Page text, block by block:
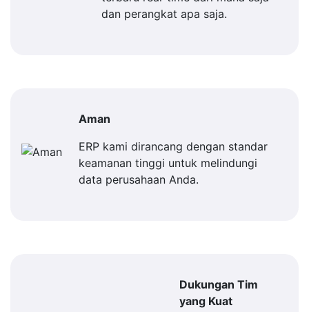
dan perangkat apa saja.
Aman
ERP kami dirancang dengan standar
keamanan tinggi untuk melindungi
data perusahaan Anda.
Dukungan Tim
yang Kuat